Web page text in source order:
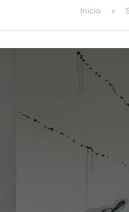
Inicio